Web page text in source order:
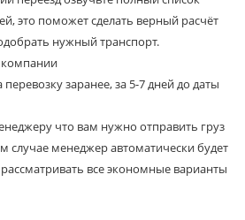
это поможет сделать верный расчёт
нужный транспорт.
перевозку заранее, за 5-7 дней до даты
что вам нужно отправить груз
случае менеджер автоматически будет
все экономные варианты